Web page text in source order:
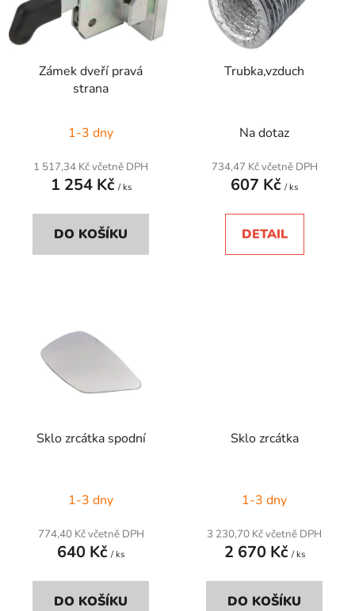
u
k
s
p
Zámek dveří pravá
strana
1-3 dny
1 517,34 Kč včetně DPH
1 254 Kč / ks
DO KOŠÍKU
Trubka,vzduch
Na dotaz
734,47 Kč včetně DPH
607 Kč / ks
DETAIL
Sklo zrcátka spodní
1-3 dny
774,40 Kč včetně DPH
640 Kč / ks
DO KOŠÍKU
Sklo zrcátka
1-3 dny
3 230,70 Kč včetně DPH
2 670 Kč / ks
DO KOŠÍKU